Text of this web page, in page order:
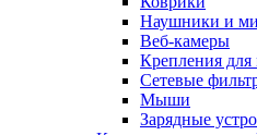
Наушники и
Веб-камеры
Крепления
Сетевые
Мыши
Зарядные